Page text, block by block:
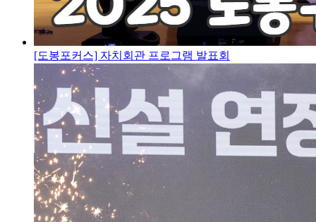
[도봉포커스] 자치회관 프로그램 발표회